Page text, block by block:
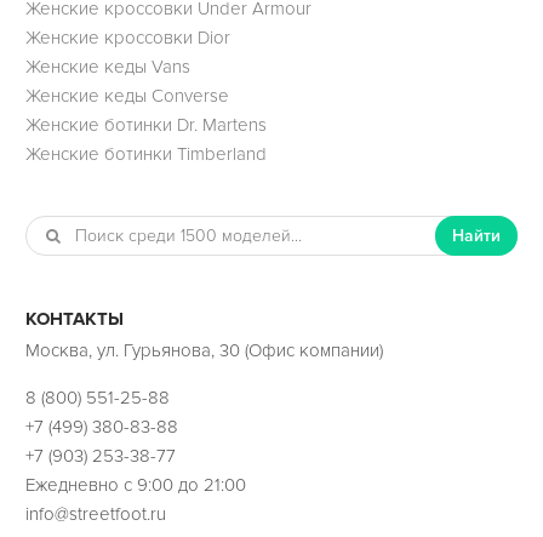
Женские кроссовки Under Armour
Женские кроссовки Dior
Женские кеды Vans
Женские кеды Converse
Женские ботинки Dr. Martens
Женские ботинки Timberland
Найти
КОНТАКТЫ
Москва, ул. Гурьянова, 30 (Офис компании)
8 (800) 551-25-88
+7 (499) 380-83-88
+7 (903) 253-38-77
Ежедневно с 9:00 до 21:00
info@streetfoot.ru